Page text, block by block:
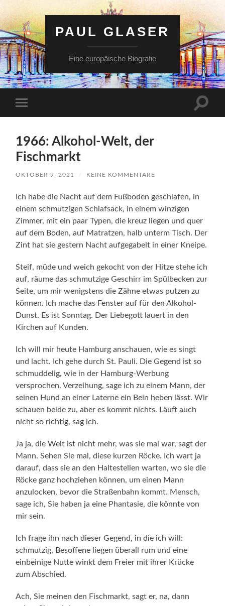
PAUL GLASER
Eine europäische Biografie
Menü
1966: Alkohol-Welt, der
Fischmarkt
OKTOBER 9, 2021 / KEINE KOMMENTARE
Ich habe die Nacht auf dem Fußboden geschlafen, in
einem schmutzigen Schlafsack, in einem winzigen
Zimmer, mit ein paar Typen, die kreuz liegen und quer
auf dem Boden, auf Matratzen, halb unterm Tisch. Der
Zint hat sie gestern Nacht aufgegabelt in einer Kneipe.
Steif, müde und weich gekocht von der Hitze stehe ich
auf, räume das schmutzige Geschirr im Spülbecken zur
Seite, um mir wenigstens die Zähne etwas putzen zu
können. Ich mache das Fenster auf für den Al­kohol-
Dunst. Es ist Sonntag. Der Liebegott lauert in den
Kirchen auf Kunden.
Ich will mir heute Hamburg anschauen, wie es singt
und lacht. Ich gehe durch St. Pauli. Die Gegend ist so
schmuddelig, wie in der Hamburg-Werbung
versprochen. Verzeihung, sage ich zu einem Mann, der
seinen Hund an einer Laterne ein Bein heben lässt. Wir
schauen beide zu, aber es kommt nichts. Läuft auch
nicht so richtig, sag ich.
Ja ja, die Welt ist nicht mehr, was sie mal war, sagt der
Mann. Sehen Sie mal, diese kurz­en Röcke. Ich wart ja
darauf, dass sie an den Haltestellen warten, wo sie die
Röcke ganz hochziehen können, um einen Mann
anzulocken, bevor die Straßenbahn kommt. Mensch,
sage ich, Sie haben ja eine Phantasie, die könnte von
mir sein.
Ich frage ihn nach dieser Gegend, in die ich will:
schmutzig, Besoffene liegen überall rum und eine
einbeinige Nutte winkt dem Freier mit ihrer Krücke
zum Abschied.
Ach, Sie meinen den Fischmarkt, sagt er, na, dann